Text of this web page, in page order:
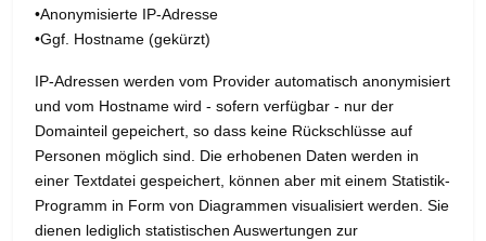
•Anonymisierte IP-Adresse
•Ggf. Hostname (gekürzt)
IP-Adressen werden vom Provider automatisch anonymisiert
und vom Hostname wird - sofern verfügbar - nur der
Domainteil gepeichert, so dass keine Rückschlüsse auf
Personen möglich sind. Die erhobenen Daten werden in
einer Textdatei gespeichert, können aber mit einem Statistik-
Programm in Form von Diagrammen visualisiert werden. Sie
dienen lediglich statistischen Auswertungen zur